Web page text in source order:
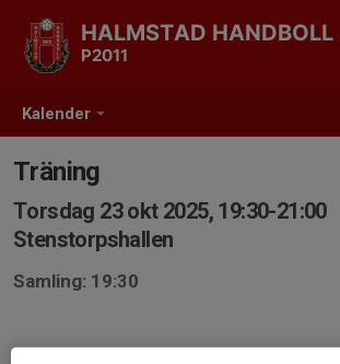
Kalender
HALMSTAD HANDBOLL
P2011
Träning
Torsdag 23 okt 2025, 19:30-21:00
Stenstorpshallen
Samling: 19:30